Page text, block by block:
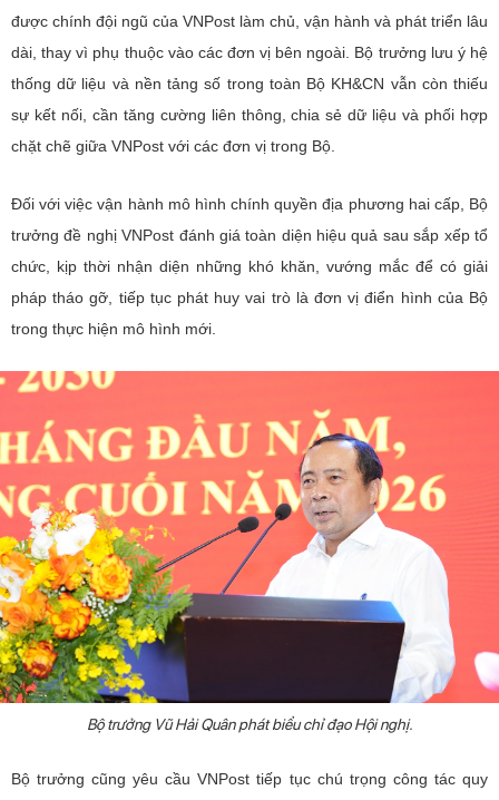
được chính đội ngũ của VNPost làm chủ, vận hành và phát triển lâu
dài, thay vì phụ thuộc vào các đơn vị bên ngoài. Bộ trưởng lưu ý hệ
thống dữ liệu và nền tảng số trong toàn Bộ KH&CN vẫn còn thiếu
sự kết nối, cần tăng cường liên thông, chia sẻ dữ liệu và phối hợp
chặt chẽ giữa VNPost với các đơn vị trong Bộ.
Đối với việc vận hành mô hình chính quyền địa phương hai cấp, Bộ
trưởng đề nghị VNPost đánh giá toàn diện hiệu quả sau sắp xếp tổ
chức, kịp thời nhận diện những khó khăn, vướng mắc để có giải
pháp tháo gỡ, tiếp tục phát huy vai trò là đơn vị điển hình của Bộ
trong thực hiện mô hình mới.
Bộ trưởng Vũ Hải Quân phát biểu chỉ đạo Hội nghị.
Bộ trưởng cũng yêu cầu VNPost tiếp tục chú trọng công tác quy